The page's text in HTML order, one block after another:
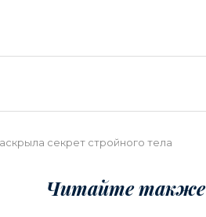
секрет стройного тела
Читайте также